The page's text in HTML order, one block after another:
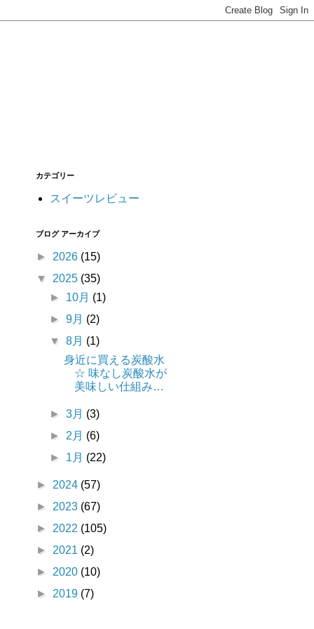
カテゴリー
スイーツレビュー
ブログ アーカイブ
► 2026 (15)
▼ 2025 (35)
► 10月 (1)
►9月 (2)
▼8月 (1)
身近に買える炭酸水
☆ 味なし炭酸水が
美味しい仕組み…
►3月 (3)
► 2月 (6)
► 1月 (22)
► 2024 (57)
► 2023 (67)
► 2022 (105)
► 2021 (2)
► 2020 (10)
► 2019 (7)